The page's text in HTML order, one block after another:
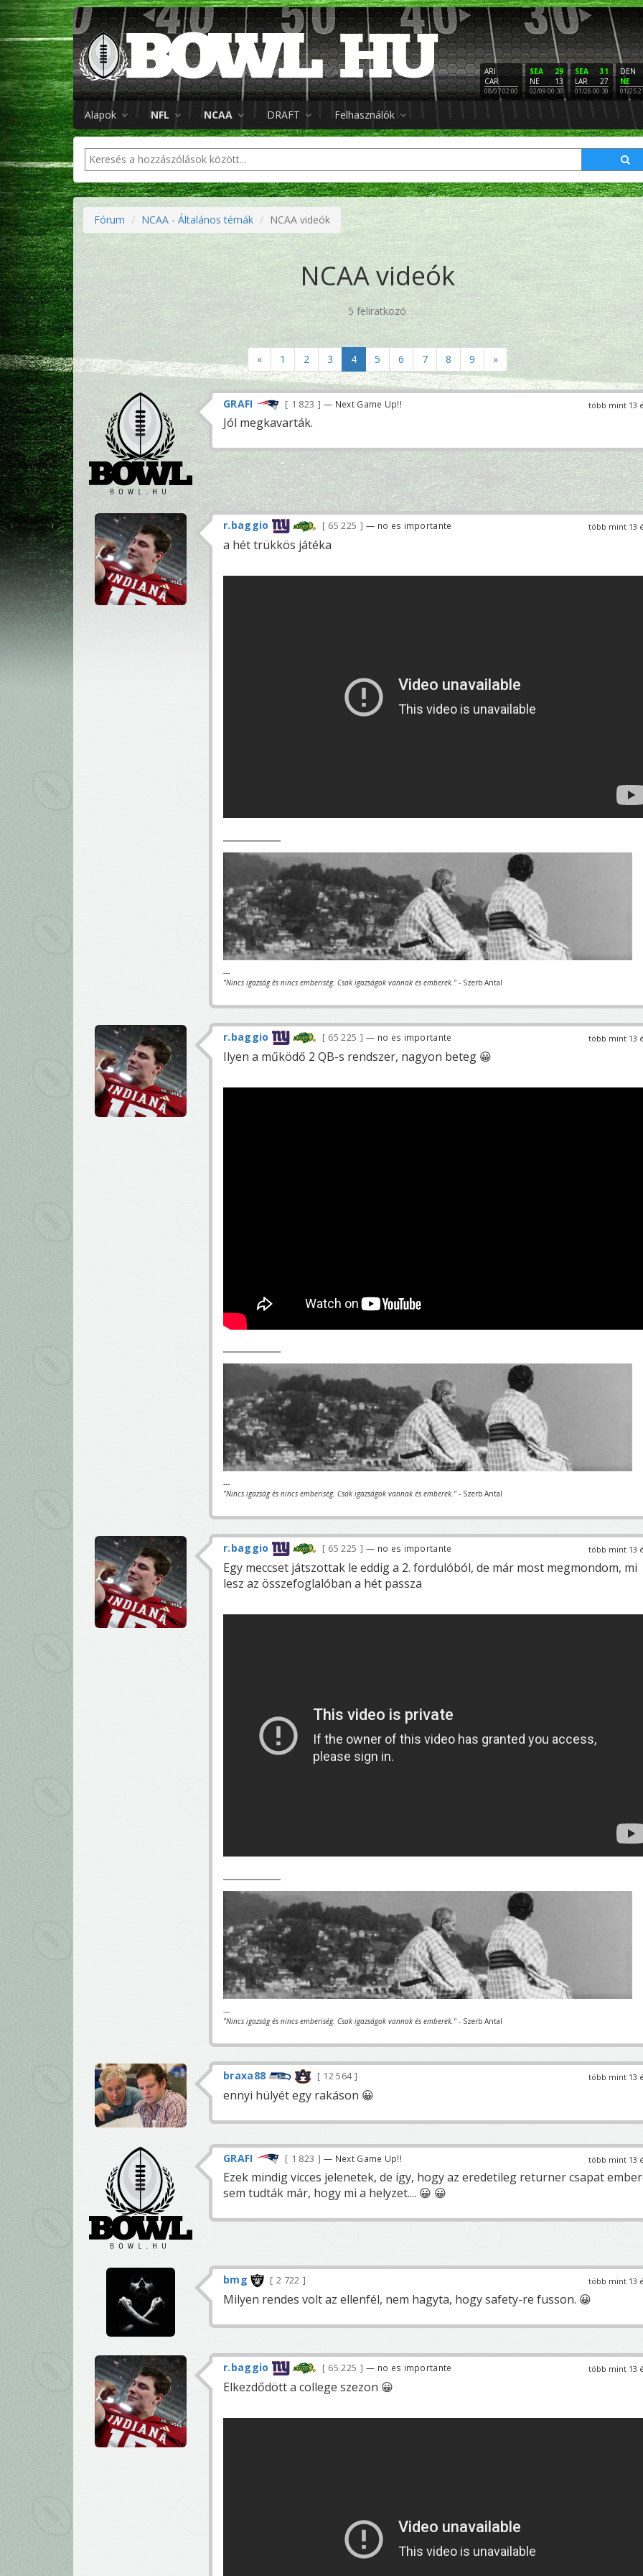
ARI
CAR
08/07 02:00
29
SEA
13
NE
02/09 00:30
31
SEA
27
LAR
01/26 00:30
DEN
NE
01/25
Alapok NFL NCAA DRAFT Felhasználók
Fórum NCAA - Általános témák NCAA videók
NCAA videók
5 feliratkozó
« 1 2 3 4 5 6 7 8 9 »
több mint 13
GRAFI 1 823 — Next Game Up!!
Jól megkavarták.
több mint 13
r.baggio 65 225 — no es importante
a hét trükkös játéka
---
"Nincs igazság és nincs emberiség. Csak igazságok vannak és emberek." - Szerb Antal
több mint 13
r.baggio 65 225 — no es importante
Ilyen a működő 2 QB-s rendszer, nagyon beteg 😀
---
"Nincs igazság és nincs emberiség. Csak igazságok vannak és emberek." - Szerb Antal
több mint 13
r.baggio 65 225 — no es importante
Egy meccset játszottak le eddig a 2. fordulóból, de már most megmondom, mi
lesz az összefoglalóban a hét passza
---
"Nincs igazság és nincs emberiség. Csak igazságok vannak és emberek." - Szerb Antal
több mint 13
braxa88 12 564
ennyi hülyét egy rakáson 😀
több mint 13
GRAFI 1 823 — Next Game Up!!
Ezek mindig vicces jelenetek, de így, hogy az eredetileg returner csapat
sem tudták már, hogy mi a helyzet.... 😀 😀
több mint 13
bmg 2 722
Milyen rendes volt az ellenfél, nem hagyta, hogy safety-re fusson. 😀
több mint 13
r.baggio 65 225 — no es importante
Elkezdődött a college szezon 😀